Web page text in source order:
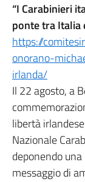
“I Carabinieri
ponte tra Italia
https://
onorano-
irlanda/
Il 22 agosto, a
libertà
Nazionale
deponendo
messaggio di